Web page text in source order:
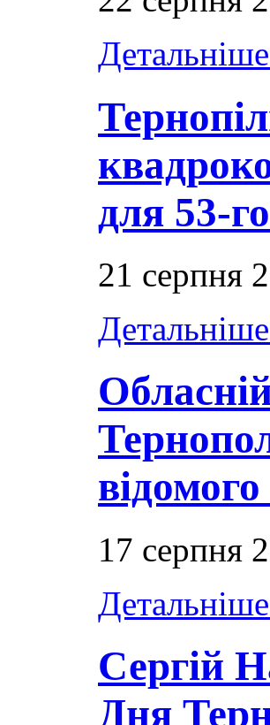
для 53-
21 серпня
17 серпня
Сергій
Дня